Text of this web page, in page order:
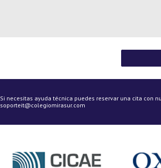
Si necesitas ayuda técnica puedes reservar una cita con
soporteit@colegiomirasur.com